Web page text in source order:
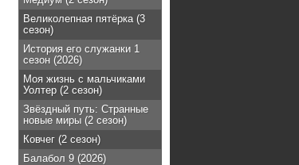
Великолепная пятёрка (3
сезон)
История его служанки 1
сезон (2026)
Моя жизнь с мальчиками
Уолтер (2 сезон)
Звёздный путь: Странные
новые миры (2 сезон)
Ковчег (2 сезон)
Балабол 9 (2026)